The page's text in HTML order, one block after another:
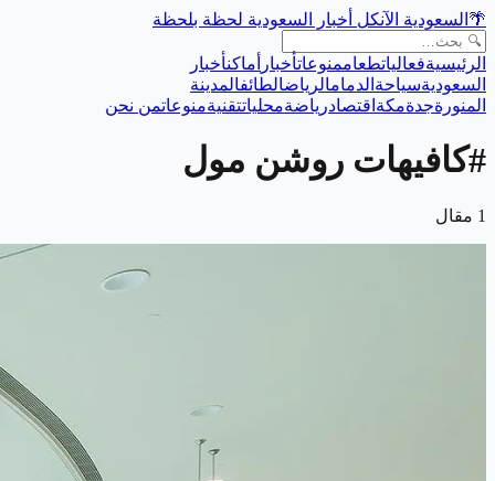
🌴 السعودية الآنكل أخبار السعودية لحظة بلحظة
الرئيسيةفعالياتطعاممنوعاتأخبار أماكنأخبار
السعوديةسياحة الدمامالرياضالطائفالمدينة
المنورةجدةمكة اقتصادرياضةمحلياتتقنيةمنوعاتمن نحن
#كافيهات روشن مول
1 مقال